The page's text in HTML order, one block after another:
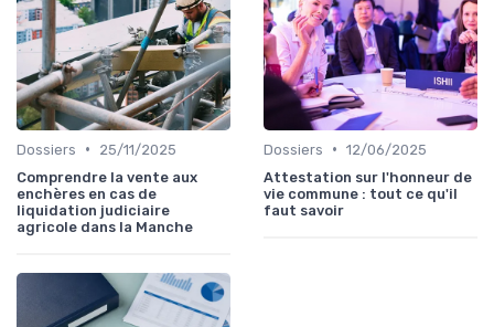
Dossiers •
25/11/2025
Comprendre la vente aux
enchères en cas de
liquidation judiciaire
agricole dans la Manche
Dossiers • 12/06/2025
Attestation sur l'honneur de
vie commune : tout ce qu'il
faut savoir